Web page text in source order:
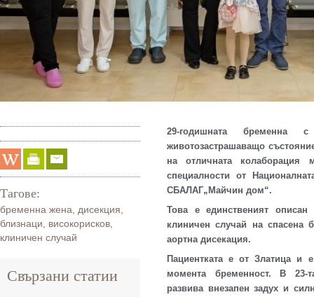
29-годишната бременна
животозастрашаващо
на отличната колаборация
специалности от
СБАЛАГ„Майчин дом“.
Това е единственият описан
клиничен случай на спасена
аортна дисекация.
Пациентката е от Златица
момента бременност. В 23-
развива внезапен задух и
Тагове:
бременна жена дисекция
близнаци
високорисков
клиничен случай
Свързани статии